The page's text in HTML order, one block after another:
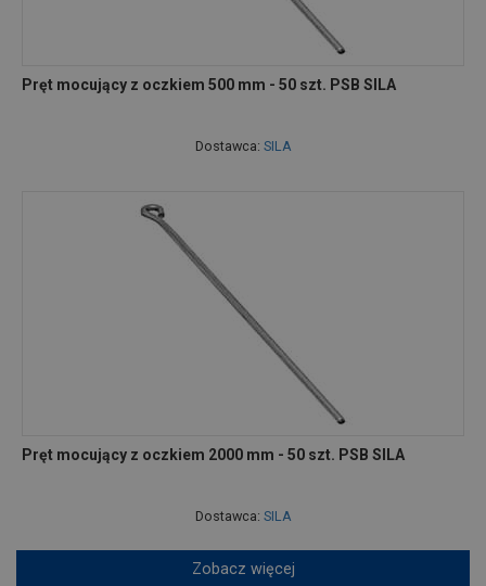
Pręt mocujący z oczkiem 500 mm - 50 szt. PSB SILA
Dostawca: SILA
Pręt mocujący z oczkiem 2000 mm - 50 szt. PSB SILA
Dostawca: SILA
Zobacz więcej